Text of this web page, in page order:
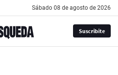
sábado 08 de agosto de 2026
Suscribite